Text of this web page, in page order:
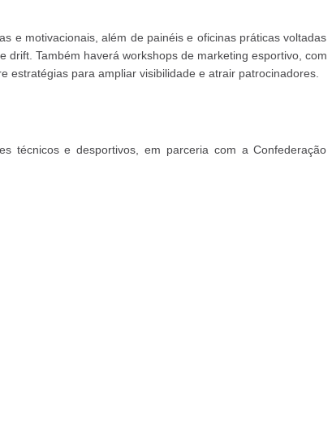
e motivacionais, além de painéis e oficinas práticas voltadas
drift. Também haverá workshops de marketing esportivo, com
estratégias para ampliar visibilidade e atrair patrocinadores.
técnicos e desportivos, em parceria com a Confederação